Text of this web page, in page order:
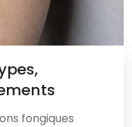
fongiques